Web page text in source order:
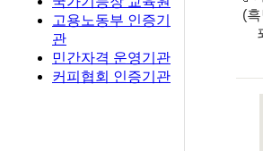
고용노동부 인증기
관
민간자격 운영기관
커피협회 인증기관
(